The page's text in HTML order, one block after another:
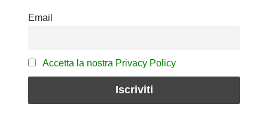
Email
Accetta la nostra Privacy Policy